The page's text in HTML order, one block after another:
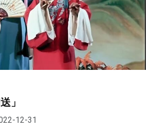
」
12-31